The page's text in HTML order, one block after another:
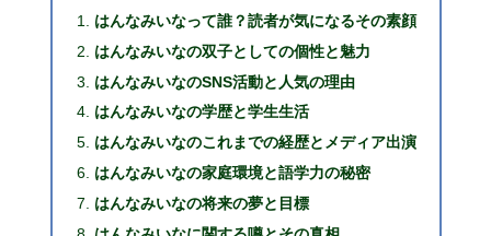
はんなみいなって誰？読者が気になるその素顔
はんなみいなの双子としての個性と魅力
はんなみいなのSNS活動と人気の理由
はんなみいなの学歴と学生生活
はんなみいなのこれまでの経歴とメディア出演
はんなみいなの家庭環境と語学力の秘密
はんなみいなの将来の夢と目標